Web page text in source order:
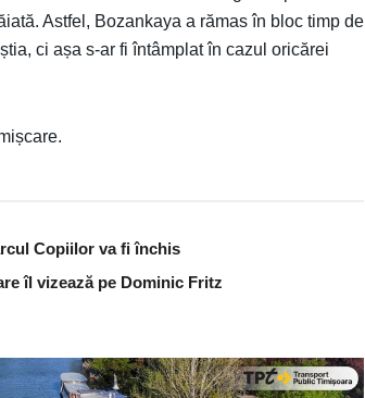
Astfel, Bozankaya a rămas în bloc timp de
ci așa s-ar fi întâmplat în cazul oricărei
Copiilor va fi închis
îl vizează pe Dominic Fritz